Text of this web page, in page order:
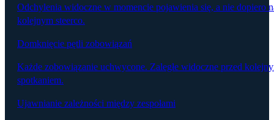
Odchylenia widoczne w momencie pojawienia się, a nie dopiero
kolejnym steerco.
Domknięcie pętli zobowiązań
Każde zobowiązanie uchwycone. Zaległe widoczne przed
spotkaniem.
Ujawnianie zależności między zespołami